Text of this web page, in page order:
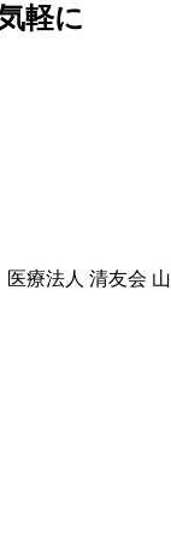
軽に
医療法人 清友会